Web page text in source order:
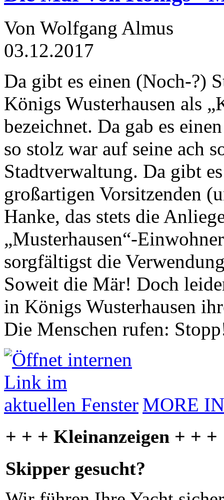
Von Wolfgang Almus
03.12.2017
Da gibt es einen (Noch-?)
Königs Wusterhausen als
bezeichnet. Da gab es
so stolz war auf seine ach
Stadtverwaltung. Da gibt
großartigen Vorsitzenden
Hanke, das stets die
„Musterhausen“-
sorgfältigst die
Soweit die Mär! Doch
in Königs Wusterhausen
Die Menschen rufen:
MORE
+ + + Kleinanzeigen + + +
Skipper gesucht?